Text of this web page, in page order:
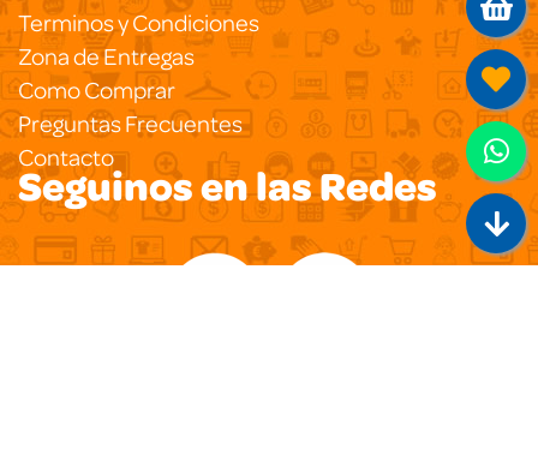
Terminos y Condiciones
Zona de Entregas
Como Comprar
Preguntas Frecuentes
Contacto
Seguinos en las Redes